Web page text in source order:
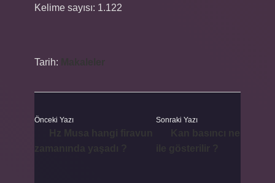
Kelime sayısı: 1.122
Tarih:
Önceki Yazı Sonraki Yazı